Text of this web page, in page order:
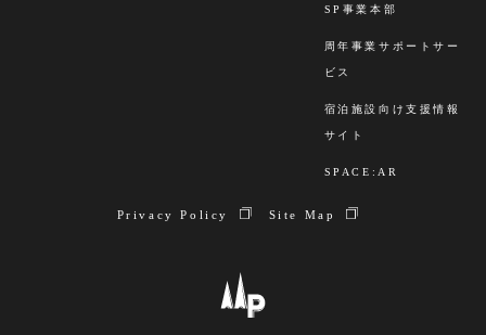
SP事業本部
周年事業サポートサー
ビス
宿泊施設向け支援情報
サイト
SPACE:AR
Privacy Policy Site Map